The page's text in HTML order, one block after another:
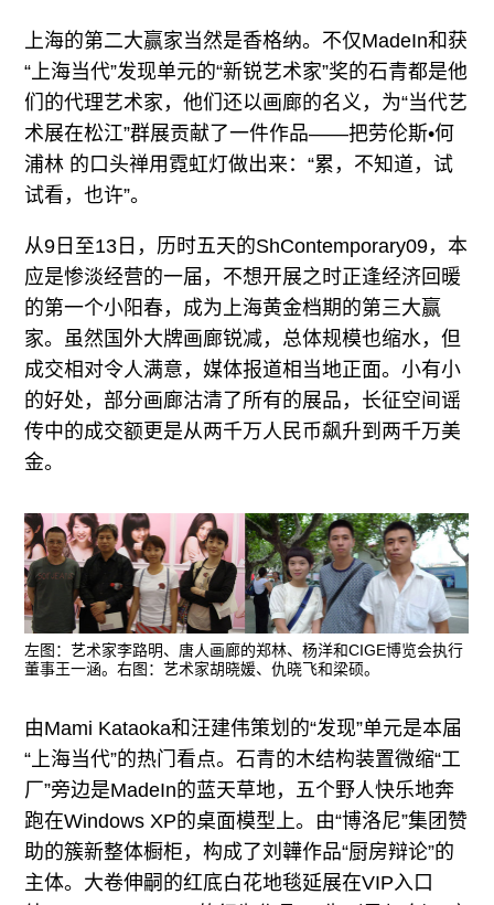
上海的第二大赢家当然是香格纳。不仅MadeIn和获
“上海当代”发现单元的“新锐艺术家”奖的石青都是他
们的代理艺术家，他们还以画廊的名义，为“当代艺
术展在松江”群展贡献了一件作品——把劳伦斯•何
浦林 的口头禅用霓虹灯做出来：“累，不知道，试
试看，也许”。
从9日至13日，历时五天的ShContemporary09，本
应是惨淡经营的一届，不想开展之时正逢经济回暖
的第一个小阳春，成为上海黄金档期的第三大赢
家。虽然国外大牌画廊锐减，总体规模也缩水，但
成交相对令人满意，媒体报道相当地正面。小有小
的好处，部分画廊沽清了所有的展品，长征空间谣
传中的成交额更是从两千万人民币飙升到两千万美
金。
左图：艺术家李路明、唐人画廊的郑林、杨洋和CIGE博览会执行
董事王一涵。右图：艺术家胡晓媛、仇晓飞和梁硕。
由Mami Kataoka和汪建伟策划的“发现”单元是本届
“上海当代”的热门看点。石青的木结构装置微缩“工
厂”旁边是MadeIn的蓝天草地，五个野人快乐地奔
跑在Windows XP的桌面模型上。由“博洛尼”集团赞
助的簇新整体橱柜，构成了刘韡作品“厨房辩论”的
主体。大卷伸嗣的红底白花地毯延展在VIP入口